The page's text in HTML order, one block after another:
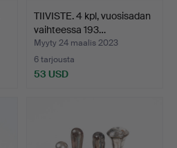
TIIVISTE. 4 kpl, vuosisadan
vaihteessa 193…
Myyty 24 maalis 2023
6 tarjousta
53 USD